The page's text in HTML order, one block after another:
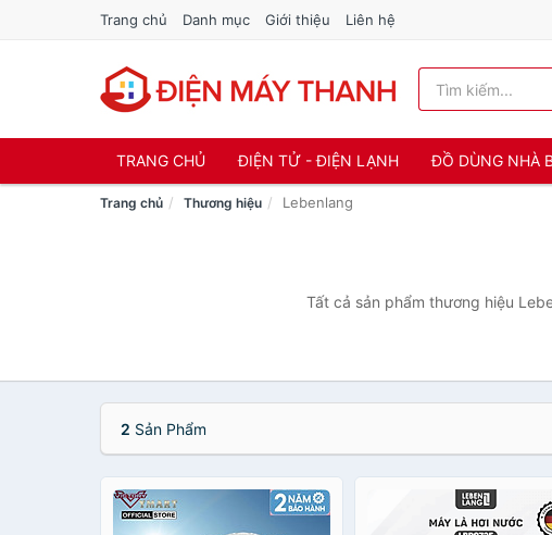
Trang chủ Danh mục Giới thiệu Liên hệ
TRANG CHỦ ĐIỆN TỬ - ĐIỆN LẠNH ĐỒ DÙNG NHÀ
Trang chủ Thương hiệu Lebenlang
Tất cả sản phẩm thương hiệu
2 Sản Phẩm